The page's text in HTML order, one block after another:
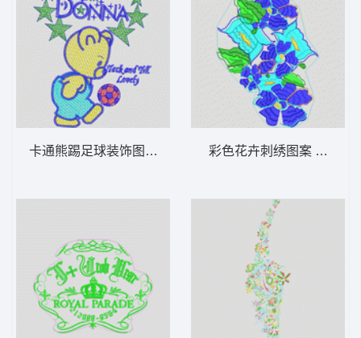
卡通熊踢足球装饰图案 熊卡通 彩色花卉刺绣图案 吉祥花